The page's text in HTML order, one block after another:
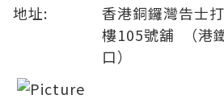
地址:
香港銅鑼灣告士
樓105號舖 （港
口）